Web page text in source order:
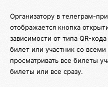
Организатору в телеграм-
отображается кнопка
зависимости от типа QR-
билет или участник со
просматривать все билеты
билеты или все сразу.